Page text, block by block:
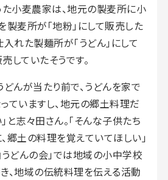
た小麦農家は、地元の製麦所に小
製麦所が「地粉」にして販売した
入れた製麺所が「うどん」にして
していたそうです。
どんが当たり前で、うどんを家で
ていますし、地元の郷土料理だ
と志々田さん。「そんな子供たち
郷土の料理を覚えていてほしい」
うどんの会」では地域の小中学校
、地域の伝統料理を伝える活動